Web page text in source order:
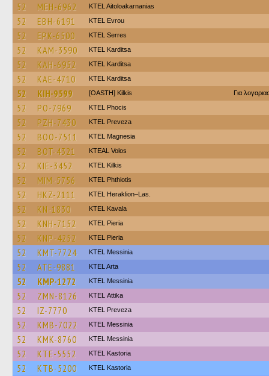
52 MEH-6962 KTEL Aitoloakarnanias
52 EBH-6191 KTEL Evrou
52 EPK-6500 KTEL Serres
52 KAM-3590 ΚΤΕL Karditsa
52 KAH-6952 ΚΤΕL Karditsa
52 KAE-4710 ΚΤΕL Karditsa
52 KIH-9599 [OASTH] Kilkis Για
52 PO-7969 ΚΤΕL Phocis
52 PZH-7430 KTEL Preveza
52 BOO-7511 ΚΤΕL Magnesia
52 BOT-4321 KTEAL Volos
52 KIE-3452 KTEL Kilkis
52 MIM-5756 ΚΤΕL Phthiotis
52 HKZ-2111 KTEL Heraklion–Las.
52 KN-1830 KTEL Kavala
52 KNH-7152 KTEL Pieria
52 KNP-4252 KTEL Pieria
52 KMT-7724 KTEL Messinia
52 ATE-9881 KTEL Arta
52 KMP-1272 KTEL Messinia
52 ZMN-8126 KΤΕL Αttika
52 IZ-7770 KTEL Preveza
52 KMB-7022 KTEL Messinia
52 KMK-8760 KTEL Messinia
52 KTE-5552 KTEL Kastoria
52 KTB-5200 KTEL Kastoria